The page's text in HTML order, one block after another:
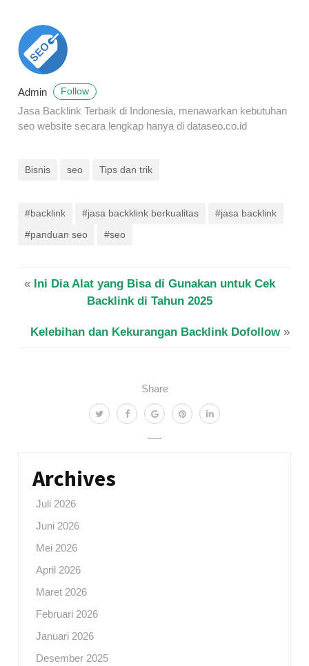
Share
Admin Follow
Jasa Backlink Terbaik di Indonesia, menawarkan kebutuhan
seo website secara lengkap hanya di dataseo.co.id
Bisnis seo Tips dan trik
#backlink #jasa backklink berkualitas
#jasa backlink
#panduan seo
#seo
« Ini Dia Alat yang Bisa di Gunakan untuk Cek
Backlink di Tahun 2025
Kelebihan dan Kekurangan Backlink Dofollow»
Archives
Juli 2026
Juni 2026
Mei 2026
April 2026
Maret 2026
Februari 2026
Januari 2026
Desember 2025